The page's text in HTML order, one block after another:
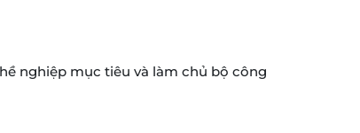
nghiệp mục tiêu và làm chủ bộ công